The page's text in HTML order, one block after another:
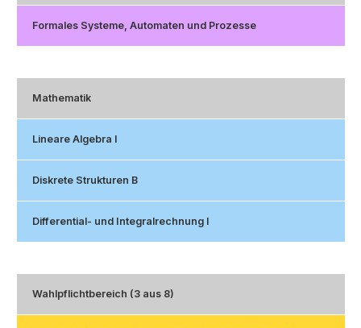
Formales Systeme, Automaten und Prozesse
Mathematik
Lineare Algebra I
Diskrete Strukturen B
Differential- und Integralrechnung I
Wahlpflichtbereich (3 aus 8)